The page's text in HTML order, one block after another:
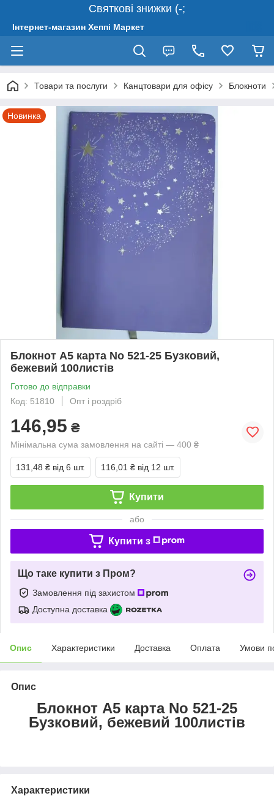
Святкові знижки (-;
Інтернет-магазин Хеппі Маркет
Товари та послуги Канцтовари для офісу Блокноти
Новинка
Блокнот А5 карта No 521-25 Бузковий,
бежевий 100листів
Готово до відправки
Код: 51810
Опт і роздріб
146,95 ₴
Мінімальна сума замовлення на сайті — 400 ₴
131,48 ₴ від 6 шт. 116,01 ₴ від 12 шт.
Купити
або
Купити з
Що таке купити з Пром?
Замовлення під захистом
Доступна доставка
Опис Характеристики Доставка Оплата Умови
Опис
Блокнот А5 карта No 521-25
Бузковий, бежевий 100листів
Характеристики